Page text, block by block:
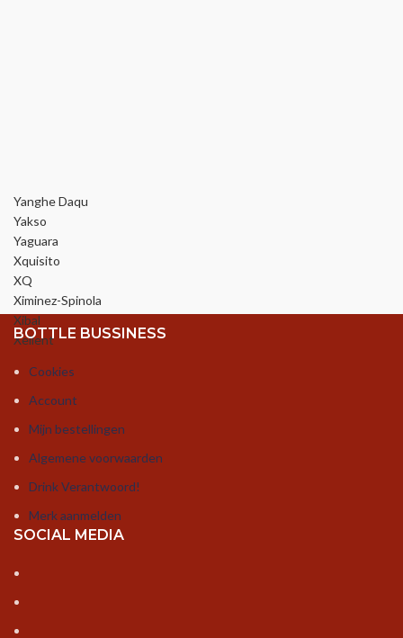
Yanghe Daqu
Yakso
Yaguara
Xquisito
XQ
Ximinez-Spinola
Xibal
Xellent
BOTTLE BUSSINESS
Cookies
Account
Mijn bestellingen
Algemene voorwaarden
Drink Verantwoord!
Merk aanmelden
SOCIAL MEDIA